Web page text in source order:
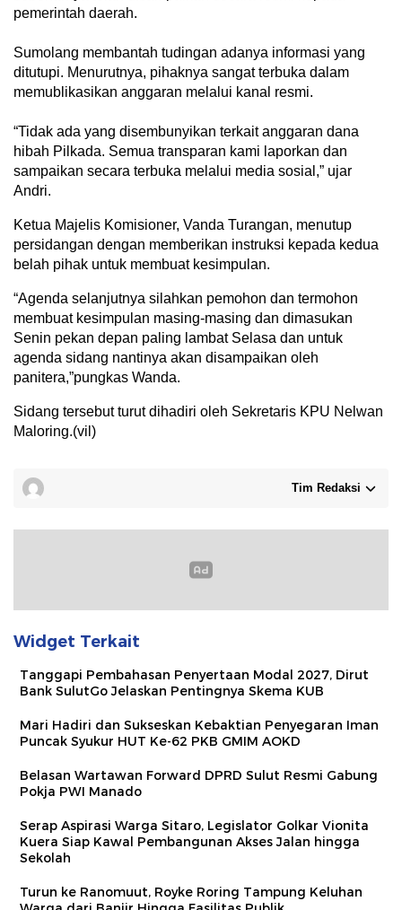
pemerintah daerah.
Sumolang membantah tudingan adanya informasi yang
ditutupi. Menurutnya, pihaknya sangat terbuka dalam
memublikasikan anggaran melalui kanal resmi.
“Tidak ada yang disembunyikan terkait anggaran dana
hibah Pilkada. Semua transparan kami laporkan dan
sampaikan secara terbuka melalui media sosial,” ujar
Andri.
​Ketua Majelis Komisioner, Vanda Turangan, menutup
persidangan dengan memberikan instruksi kepada kedua
belah pihak untuk membuat kesimpulan.
“Agenda selanjutnya silahkan pemohon dan termohon
membuat kesimpulan masing-masing dan dimasukan
Senin pekan depan paling lambat Selasa dan untuk
agenda sidang nantinya akan disampaikan oleh
panitera,”pungkas Wanda.
Sidang tersebut turut dihadiri oleh Sekretaris KPU Nelwan
Maloring.(vil)
Tim Redaksi
Widget Terkait
Tanggapi Pembahasan Penyertaan Modal 2027, Dirut
Bank SulutGo Jelaskan Pentingnya Skema KUB
Mari Hadiri dan Sukseskan Kebaktian Penyegaran Iman
Puncak Syukur HUT Ke-62 PKB GMIM AOKD
Belasan Wartawan Forward DPRD Sulut Resmi Gabung
Pokja PWI Manado
Serap Aspirasi Warga Sitaro, Legislator Golkar Vionita
Kuera Siap Kawal Pembangunan Akses Jalan hingga
Sekolah​
Turun ke Ranomuut, Royke Roring Tampung Keluhan